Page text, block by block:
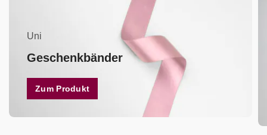
Uni
Geschenkbänder
Zum Produkt